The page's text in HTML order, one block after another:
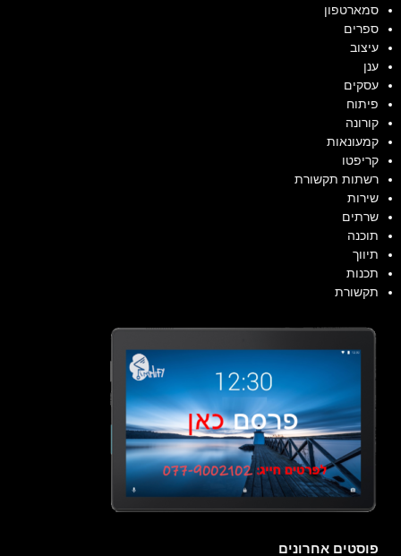
סמארטפון
ספרים
עיצוב
ענן
עסקים
פיתוח
קורונה
קמעונאות
קריפטו
רשתות תקשורת
שירות
שרתים
תוכנה
תיווך
תכנות
תקשורת
פוסטים אחרונים